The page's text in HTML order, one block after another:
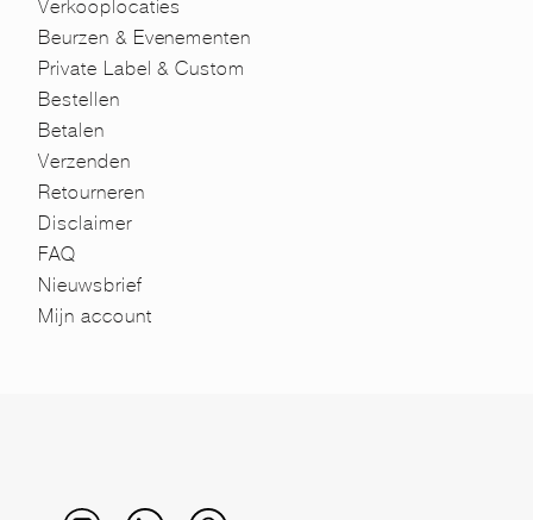
Verkooplocaties
Beurzen & Evenementen
Private Label & Custom
Bestellen
Betalen
Verzenden
Retourneren
Disclaimer
FAQ
Nieuwsbrief
Mijn account